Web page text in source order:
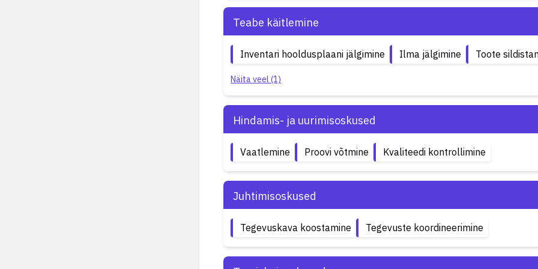
Teabe käitlemine
Inventari hooldusplaani jälgimine Ilma jälgimine Toote
Näita veel (1)
Hindamis- ja uurimisoskused
Vaatlemine Proovi võtmine Kvaliteedi kontrollimine
Juhtimisoskused
Tegevuskava koostamine Tegevuste koordineerimine